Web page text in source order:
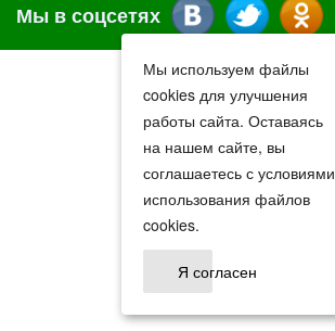
Мы в соцсетях
Мы используем файлы
cookies для улучшения
работы сайта. Оставаясь
на нашем сайте, вы
соглашаетесь с условиями
использования файлов
cookies.
Я согласен